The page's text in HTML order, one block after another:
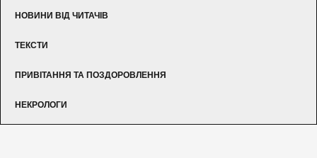
НОВИНИ ВІД ЧИТАЧІВ
ТЕКСТИ
ПРИВІТАННЯ ТА ПОЗДОРОВЛЕННЯ
НЕКРОЛОГИ